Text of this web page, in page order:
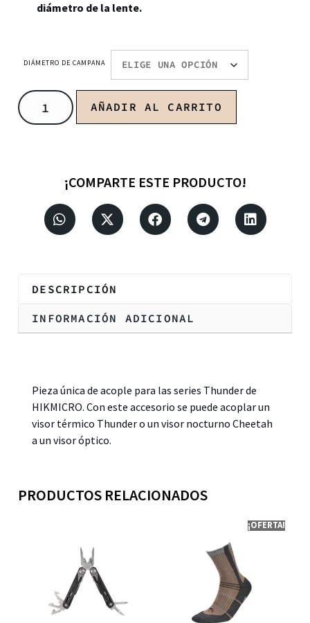
diámetro de la lente.
DIÁMETRO DE CAMPANA
AÑADIR AL CARRITO
¡COMPARTE ESTE PRODUCTO!
DESCRIPCIÓN
INFORMACIÓN ADICIONAL
Pieza única de acople para las series Thunder de
HIKMICRO. Con este accesorio se puede acoplar un
visor térmico Thunder o un visor nocturno Cheetah
a un visor óptico.
PRODUCTOS RELACIONADOS
¡OFERTA!